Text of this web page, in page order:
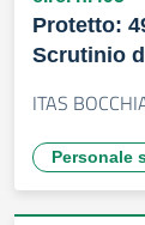
Protetto:
Scrutinio
ITAS
Personale